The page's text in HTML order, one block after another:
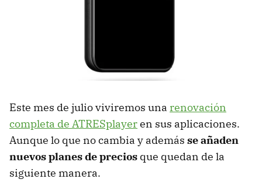
Este mes de julio viviremos una renovación
completa de ATRESplayeren sus aplicaciones.
Aunque lo que no cambia y además se añaden
nuevos planes de precios que quedan de la
siguiente manera.